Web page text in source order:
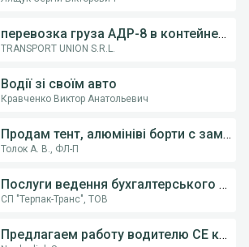
перевозка груза АДР-8 в контейнерах из Румынии в Украину
TRANSPORT UNION S.R.L.
Водії зі своїм авто
Кравченко Виктор Анатольевич
Продам тент, алюмініві борти с замками, на напівпричіпи KOGEL, Krona.
Толок А. В., ФЛ-П
Послуги ведення бухгалтерського обліку ФОП,ТОВ
СП "Терпак-Транс", ТОВ
Предлагаем работу водителю СE категории на грузовом автовозе